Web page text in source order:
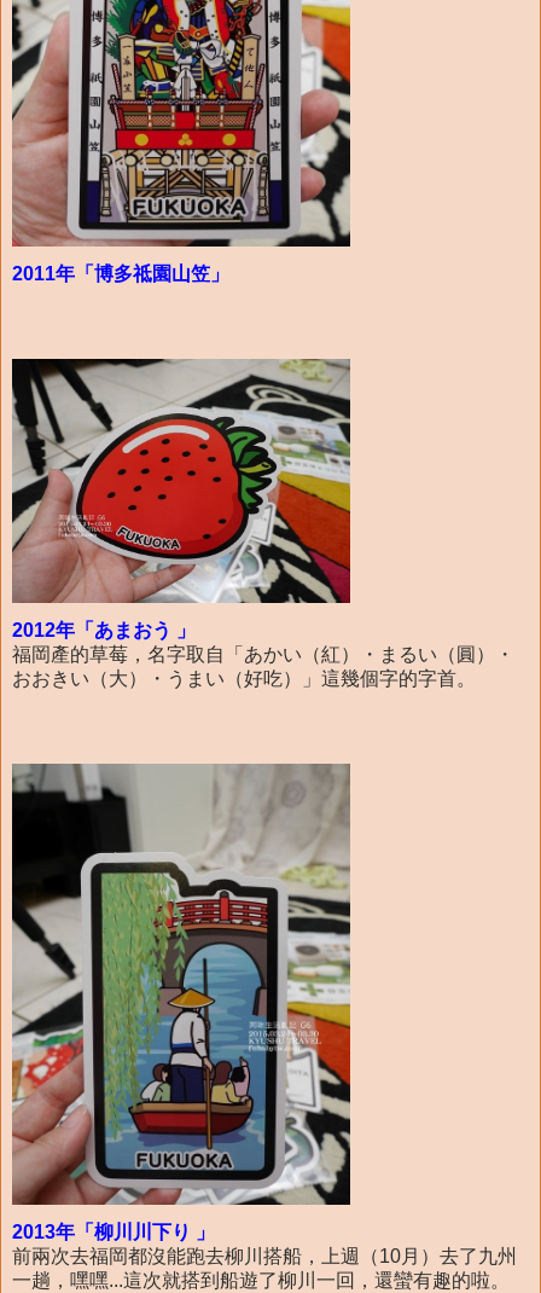
2011年「博多祗園山笠」
2012年「あまおう 」
福岡產的草莓，名字取自「あかい（紅）・まるい（圓）・
おおきい（大）・うまい（好吃）」這幾個字的字首。
2013年「柳川川下り 」
前兩次去福岡都沒能跑去柳川搭船，上週（10月）去了九州
一趟，嘿嘿...這次就搭到船遊了柳川一回，還蠻有趣的啦。